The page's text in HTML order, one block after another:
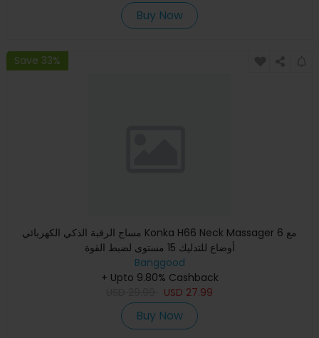
Buy Now
Save 33%
مساج الرقبة الذكي الكهربائي Konka H66 Neck Massager مع 6
أوضاع للتدليك 15 مستوى لضبط القوة
Banggood
+ Upto 9.80% Cashback
USD 27.99
Buy Now